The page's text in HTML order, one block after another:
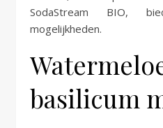
SodaStream BIO,
mogelijkheden.
basilicum